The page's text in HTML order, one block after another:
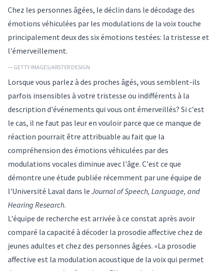
Chez les personnes âgées, le déclin dans le décodage des
émotions véhiculées par les modulations de la voix touche
principalement deux des six émotions testées: la tristesse et
l'émerveillement.
— GETTY IMAGES/ARSTER DESIGN
Lorsque vous parlez à des proches âgés, vous semblent-ils
parfois insensibles à votre tristesse ou indifférents à la
description d'événements qui vous ont émerveillés? Si c'est
le cas, il ne faut pas leur en vouloir parce que ce manque de
réaction pourrait être attribuable au fait que la
compréhension des émotions véhiculées par des
modulations vocales diminue avec l'âge. C'est ce que
démontre une étude publiée récemment par une équipe de
l'Université Laval dans le Journal of Speech, Language, and
Hearing Research.
L'équipe de recherche est arrivée à ce constat après avoir
comparé la capacité à décoder la prosodie affective chez de
jeunes adultes et chez des personnes âgées. «La prosodie
affective est la modulation acoustique de la voix qui permet